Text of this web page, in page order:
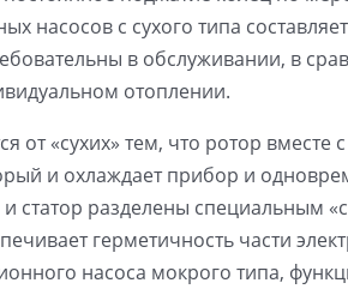
насосов с сухого типа
в обслуживании, в
отоплении.
от «сухих» тем, что ротор вместе
и охлаждает прибор и
статор разделены специальным
герметичность части
насоса мокрого типа,